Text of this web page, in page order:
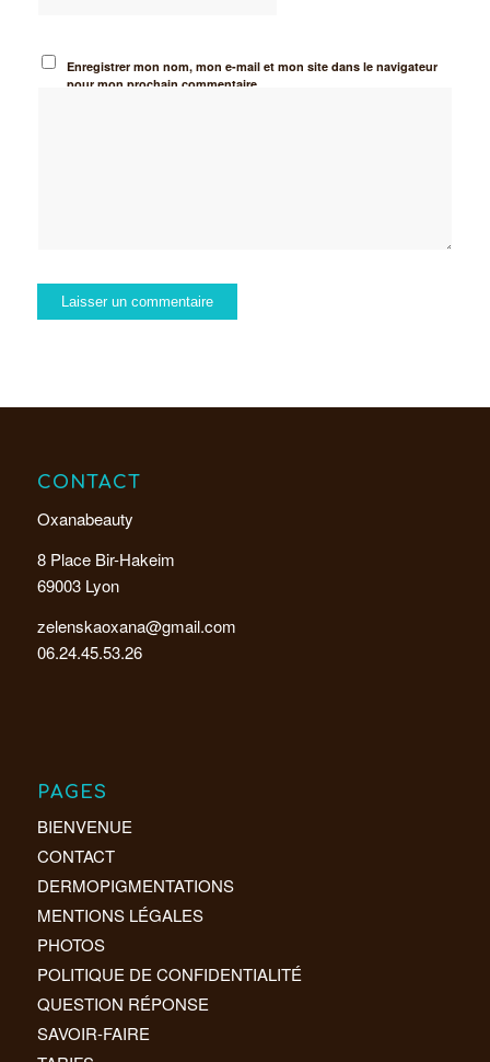
Enregistrer mon nom, mon e-mail et mon site dans le navigateur
pour mon prochain commentaire.
CONTACT
Oxanabeauty
8 Place Bir-Hakeim
69003 Lyon
zelenskaoxana@gmail.com
06.24.45.53.26
PAGES
BIENVENUE
CONTACT
DERMOPIGMENTATIONS
MENTIONS LÉGALES
PHOTOS
POLITIQUE DE CONFIDENTIALITÉ
QUESTION RÉPONSE
SAVOIR-FAIRE